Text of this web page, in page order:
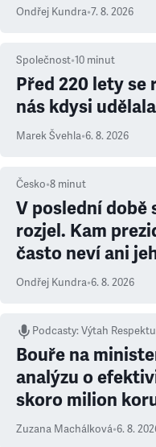
Ondřej Kundra•7. 8. 2026
Společnost•10 minut
Před 220 lety se
nás kdysi
Marek Švehla•6. 8. 2026
Česko•8 minut
V poslední době
rozjel. Kam
často neví ani
Ondřej Kundra•6. 8. 2026
Podcasty:Výtah Respektu
Bouře na
analýzu o
skoro milion
Zuzana Machálková•6. 8.